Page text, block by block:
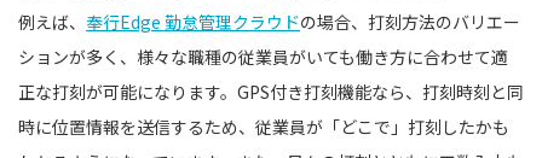
例えば、 奉行Edge 勤怠管理クラウドの場合、打刻方法のバリエー
ションが多く、様々な職種の従業員がいても働き方に合わせて適
正な打刻が可能になります。GPS付き打刻機能なら、打刻時刻と同
時に位置情報を送信するため、従業員が「どこで」打刻したかも